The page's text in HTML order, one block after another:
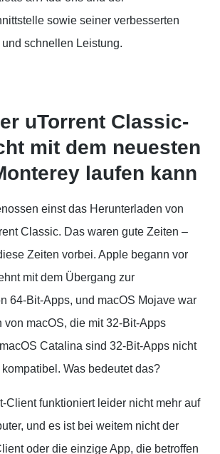
sowie seiner verbesserten
schnellen Leistung.
uTorrent Classic-
mit dem neuesten
laufen kann
einst das Herunterladen von
Classic. Das waren gute Zeiten –
Zeiten vorbei. Apple begann vor
mit dem Übergang zur
64-Bit-Apps, und macOS Mojave war
von macOS, die mit 32-Bit-Apps
Catalina sind 32-Bit-Apps nicht
Was bedeutet das?
Client funktioniert leider nicht mehr auf
und es ist bei weitem nicht der
oder die einzige App, die betroffen